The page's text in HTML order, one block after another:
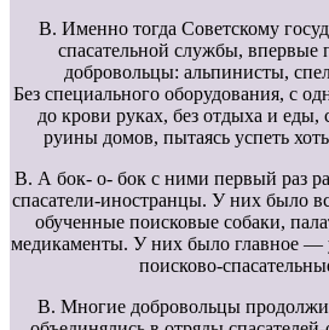
В. Именно тогда Советскому
спасательной службы,
добровольцы: альпинисты,
Без специального оборудования, с
до крови руках, без отдыха и еды,
руины домов, пытаясь успеть
В. А бок- о- бок с ними первый раз
спасатели-иностранцы. У них было
обученные поисковые собаки,
медикаменты. У них было главное —
поисково-
В. Многие добровольцы